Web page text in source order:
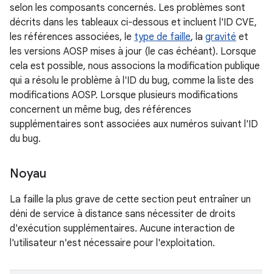
selon les composants concernés. Les problèmes sont
décrits dans les tableaux ci-dessous et incluent l'ID CVE,
les références associées, le type de faille, la gravité et
les versions AOSP mises à jour (le cas échéant). Lorsque
cela est possible, nous associons la modification publique
qui a résolu le problème à l'ID du bug, comme la liste des
modifications AOSP. Lorsque plusieurs modifications
concernent un même bug, des références
supplémentaires sont associées aux numéros suivant l'ID
du bug.
Noyau
La faille la plus grave de cette section peut entraîner un
déni de service à distance sans nécessiter de droits
d'exécution supplémentaires. Aucune interaction de
l'utilisateur n'est nécessaire pour l'exploitation.